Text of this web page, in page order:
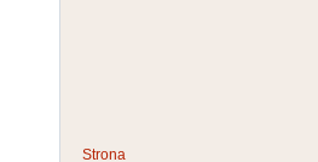
Strona